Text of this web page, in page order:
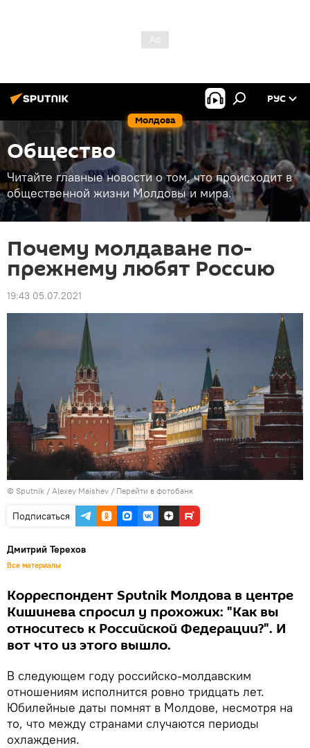
Молдова
РУС
Общество
Читайте главные новости о том, что происходит в
общественной жизни Молдовы и мира.
Почему молдаване по-
прежнему любят Россию
19:43 05.07.2021
© Sputnik / Alexey Maishev / Перейти в фотобанк
Подписаться
Дмитрий Терехов
Все материалы
Корреспондент Sputnik Молдова в центре
Кишинева спросил у прохожих: "Как вы
относитесь к Российской Федерации?". И
вот что из этого вышло.
В следующем году российско-молдавским
отношениям исполнится ровно тридцать лет.
Юбилейные даты помнят в Молдове, несмотря на
то, что между странами случаются периоды
охлаждения.